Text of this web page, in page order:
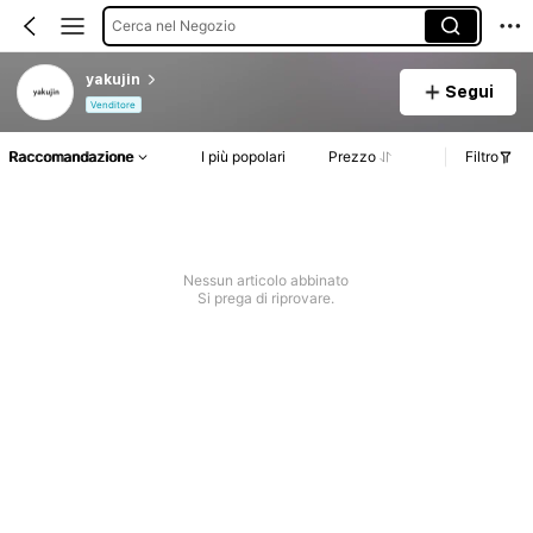
Cerca nel Negozio
yakujin
Venditore
Segui
Raccomandazione I più popolari Prezzo Filtro
Nessun articolo abbinato
Si prega di riprovare.